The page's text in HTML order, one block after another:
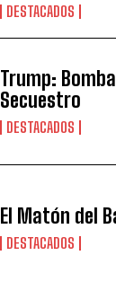
DESTACADOS
Trump:
Secuestro
DESTACADOS
El Matón del
DESTACADOS